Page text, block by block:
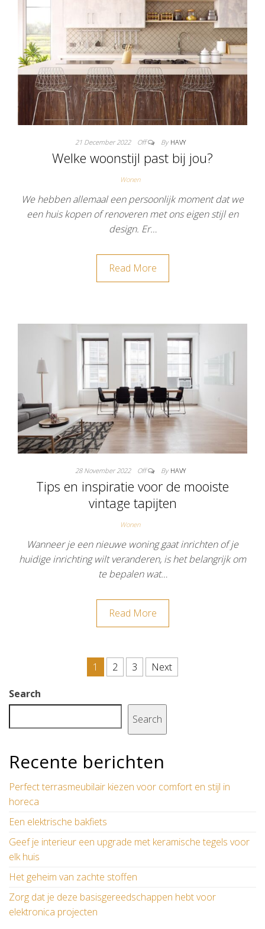
21 December 2022 Off By HAVY
Welke woonstijl past bij jou?
Wonen
We hebben allemaal een persoonlijk moment dat we
een huis kopen of renoveren met ons eigen stijl en
design. Er…
Read More
28 November 2022 Off By HAVY
Tips en inspiratie voor de mooiste
vintage tapijten
Wonen
Wanneer je een nieuwe woning gaat inrichten of je
huidige inrichting wilt veranderen, is het belangrijk om
te bepalen wat…
Read More
Posts pagination
1 2 3 Next
Search
Search
Recente berichten
Perfect terrasmeubilair kiezen voor comfort en stijl in
horeca
Een elektrische bakfiets
Geef je interieur een upgrade met keramische tegels voor
elk huis
Het geheim van zachte stoffen
Zorg dat je deze basisgereedschappen hebt voor
elektronica projecten